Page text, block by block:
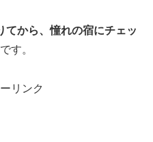
てから、憧れの宿にチェッ
す。
リンク